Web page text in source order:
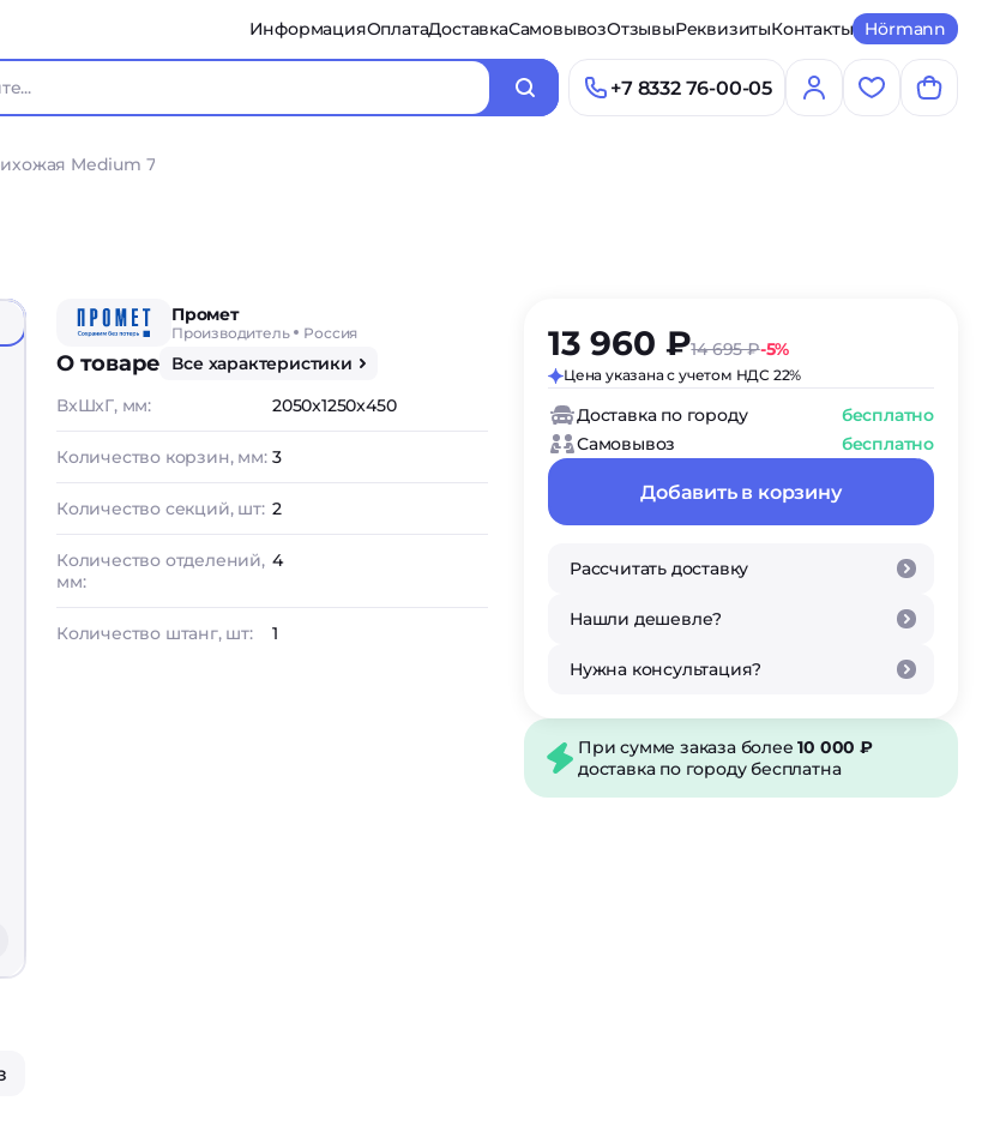
ИнформацияОплатаДоставкаСамовывозОтзывыРеквизитыКонтакты Hörmann
+7 8332 76-00-05
Medium 7
Промет
Производитель Россия
О товаре
Все характеристики
ВxШxГ, мм:
2050x1250x450
Количество корзин, мм: 3
Количество секций, шт: 2
Количество отделений,
мм:
4
Количество штанг, шт: 1
13 960 ₽14 695 ₽-5%
Цена указана с учетом НДС 22%
Доставка по городу
бесплатно
Самовывоз
бесплатно
Добавить в корзину
Рассчитать доставку
Нашли дешевле?
Нужна консультация?
При сумме заказа более10 000 ₽
доставка по городу бесплатна